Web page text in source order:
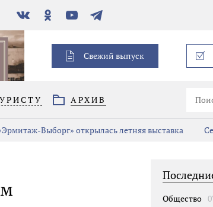
В
контакте
Одноклассники
YouTubeТелеграм
Свежий выпуск
АРХИВ
Выборг» открылась летняя выставка
Общество